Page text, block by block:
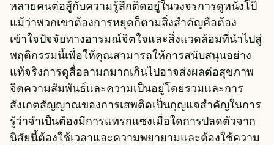
หลายคนต่อสู้กับความรู้สึกติดอยู่ในวงจรการดูหนังโป๊
แม้ว่าพวกเขาต้องการหยุดก็ตามสิ่งสำคัญคือต้อง
เข้าใจปัจจัยทางอารมณ์จิตใจและสิ่งแวดล้อมที่นำไปสู่
พฤติกรรมนี้เพื่อให้คุณสามารถให้การสนับสนุนอย่าง
แท้จริงการดูสื่อลามกมากเกินไปอาจส่งผลต่อสุขภาพ
จิตความสัมพันธ์และความเป็นอยู่โดยรวมและการ
สังเกตสัญญาณของการเสพติดเป็นกุญแจสำคัญในการ
รู้ว่าจำเป็นต้องมีการแทรกแซงเมื่อใดการปลดตัวจาก
นิสัยนี้ต้องใช้เวลาและความพยายามและต้องใช้ความ